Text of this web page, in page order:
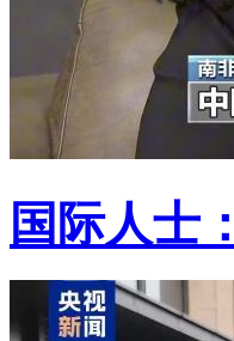
国际人士